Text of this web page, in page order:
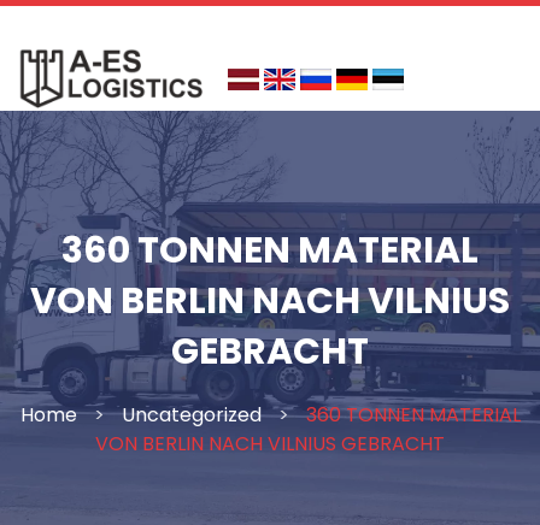
Skip
content
360 TONNEN MATERIAL
VON BERLIN NACH VILNIUS
GEBRACHT
Home > Uncategorized > 360 TONNEN MATERIAL
VON BERLIN NACH VILNIUS GEBRACHT